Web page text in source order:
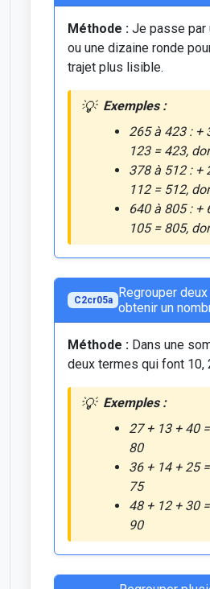
Méthode :Je passe par
ou une dizaine ronde
trajet plus lisible.
Exemples :
265 à 423 : +
123 = 423,
378 à 512 : +
112 = 512,
640 à 805 : +
105 = 805,
C2cr05a
Regrouper
obtenir un
Méthode :Dans une
deux termes qui font 10,
Exemples :
27 + 13 + 40
80
36 + 14 + 25
75
48 + 12 + 30
90